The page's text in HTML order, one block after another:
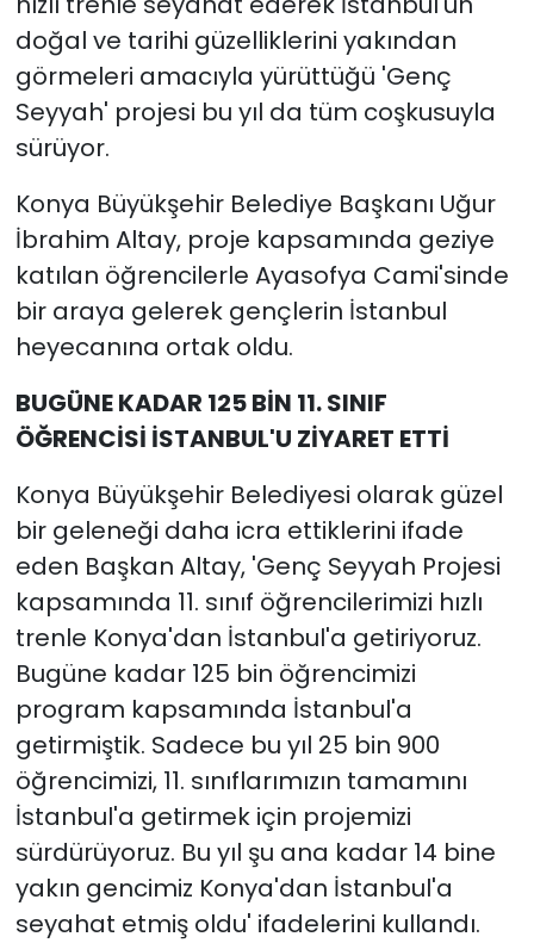
doğal ve tarihi güzelliklerini yakından
görmeleri amacıyla yürüttüğü 'Genç
Seyyah' projesi bu yıl da tüm coşkusuyla
sürüyor.
Konya Büyükşehir Belediye Başkanı Uğur
İbrahim Altay, proje kapsamında geziye
katılan öğrencilerle Ayasofya Cami'sinde
bir araya gelerek gençlerin İstanbul
heyecanına ortak oldu.
BUGÜNE KADAR 125 BİN 11. SINIF
ÖĞRENCİSİ İSTANBUL'U ZİYARET ETTİ
Konya Büyükşehir Belediyesi olarak güzel
bir geleneği daha icra ettiklerini ifade
eden Başkan Altay, 'Genç Seyyah Projesi
kapsamında 11. sınıf öğrencilerimizi hızlı
trenle Konya'dan İstanbul'a getiriyoruz.
Bugüne kadar 125 bin öğrencimizi
program kapsamında İstanbul'a
getirmiştik. Sadece bu yıl 25 bin 900
öğrencimizi, 11. sınıflarımızın tamamını
İstanbul'a getirmek için projemizi
sürdürüyoruz. Bu yıl şu ana kadar 14 bine
yakın gencimiz Konya'dan İstanbul'a
seyahat etmiş oldu' ifadelerini kullandı.